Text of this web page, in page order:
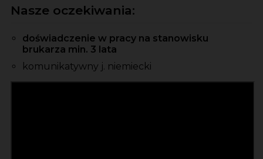
Nasze oczekiwania:
doświadczenie w pracy na stanowisku
brukarza min. 3 lata
komunikatywny j. niemiecki